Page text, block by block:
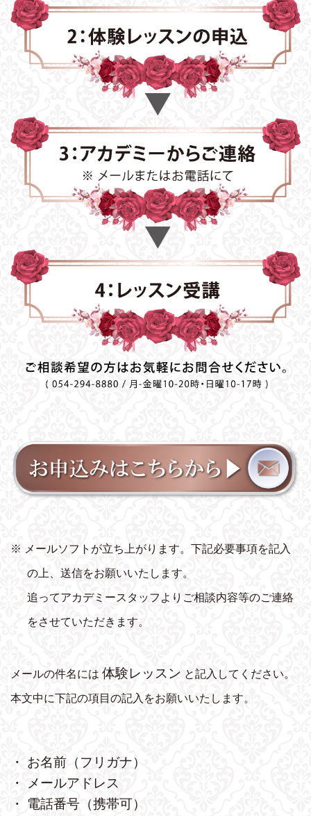
※ メールソフトが立ち上がります。下記必要事項を記入
の上、送信をお願いいたします。
追ってアカデミースタッフよりご相談内容等のご連絡
をさせていただきます。
メールの件名には 体験レッスン と記入してください。
本文中に下記の項目の記入をお願いいたします。
・ お名前（フリガナ）
・ メールアドレス
・ 電話番号（携帯可）